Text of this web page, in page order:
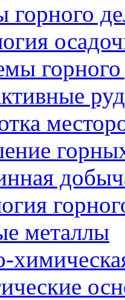
горного
горного
металлы